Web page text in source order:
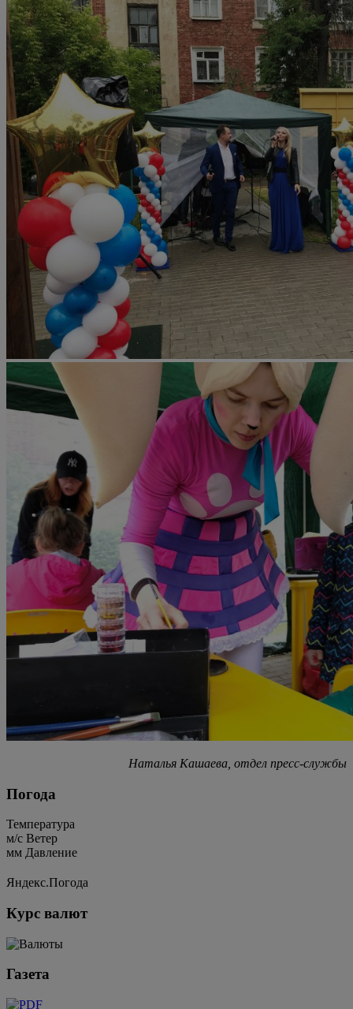
Наталья Кашаева, отдел пресс-службы
Погода
Температура
м/c Ветер
мм Давление
Яндекс.Погода
Курс валют
Газета